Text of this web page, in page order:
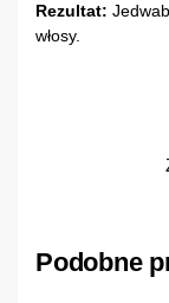
Rezultat:
włosy.
Podobne